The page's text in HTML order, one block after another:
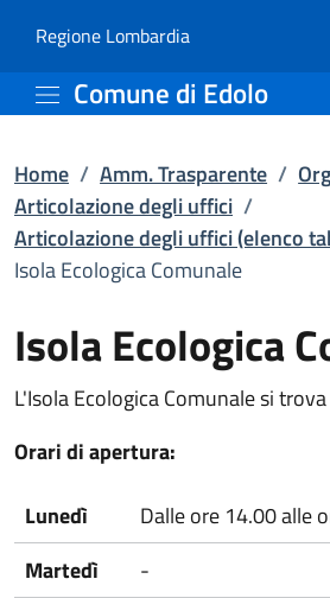
Isola
Regione Lombardia(apre in un'altra
Comune di Edolo
Home / Amm. Trasparente /
Articolazione degli uffici /
Articolazione degli uffici (elenco
Isola Ecologica Comunale
Isola Ecologica
L'Isola Ecologica Comunale si
Orari di apertura:
Lunedì
Dalle ore 14.00 alle
Martedì
-